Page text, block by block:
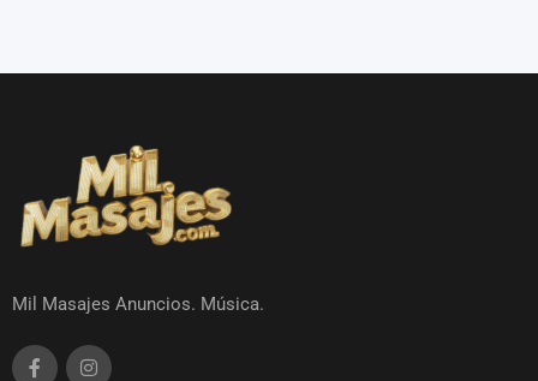
Mil Masajes Anuncios. Música.